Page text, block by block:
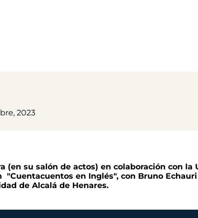
2023
(en su salón de actos) en colaboración con la
"Cuentacuentos en Inglés", con Bruno
de Alcalá de Henares.